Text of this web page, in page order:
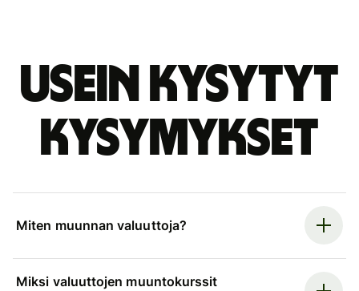
Usein kysytyt
kysymykset
Miten muunnan valuuttoja?
Miksi valuuttojen muuntokurssit